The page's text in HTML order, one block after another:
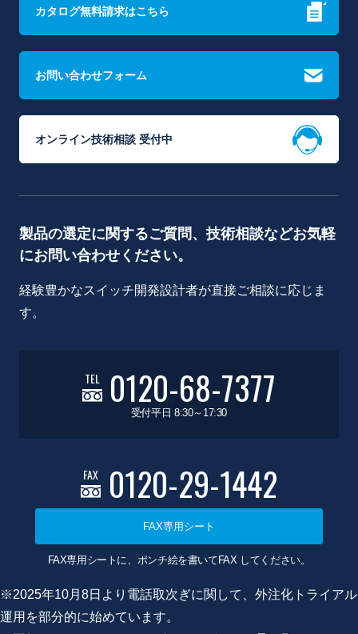
カタログ無料請求はこちら
お問い合わせフォーム
オンライン技術相談 受付中
製品の選定に関するご質問、技術相談などお気軽
にお問い合わせください。
経験豊かなスイッチ開発設計者が直接ご相談に応じま
す。
TEL 0120-68-7377
受付平日 8:30～17:30
FAX 0120-29-1442
FAX専用シート
FAX専用シートに、ポンチ絵を書いてFAX してください。
※2025年10月8日より電話取次ぎに関して、外注化トライアル
運用を部分的に始めています。